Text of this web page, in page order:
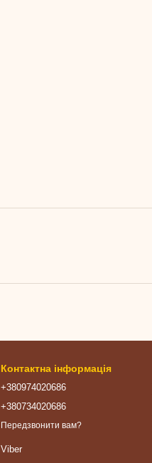
Контактна інформація
+380974020686
+380734020686
Передзвонити вам?
Viber